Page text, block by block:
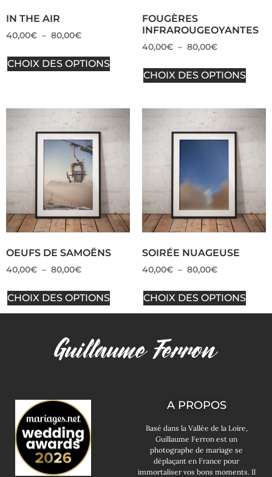
IN THE AIR
40,00€ – 80,00€
CHOIX DES OPTIONS
FOUGÈRES
INFRAROUGEOYANTES
40,00€ – 80,00€
CHOIX DES OPTIONS
OEUFS DE SAMOËNS
40,00€ – 80,00€
CHOIX DES OPTIONS
SOIRÉE NUAGEUSE
40,00€ – 80,00€
CHOIX DES OPTIONS
A PROPOS
Basé dans la Vallée de la Loire,
Guillaume Ferron est un
photographe de mariage se
déplaçant en France pour
immortaliser vos bons moments. Il